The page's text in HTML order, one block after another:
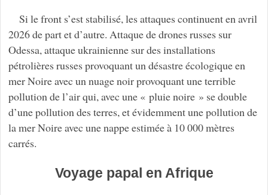
Si le front s’est stabilisé, les attaques continuent en avril
2026 de part et d’autre. Attaque de drones russes sur
Odessa, attaque ukrainienne sur des installations
pétrolières russes provoquant un désastre écologique en
mer Noire avec un nuage noir provoquant une terrible
pollution de l’air qui, avec une « pluie noire » se double
d’une pollution des terres, et évidemment une pollution de
la mer Noire avec une nappe estimée à 10 000 mètres
carrés.
Voyage papal en Afrique